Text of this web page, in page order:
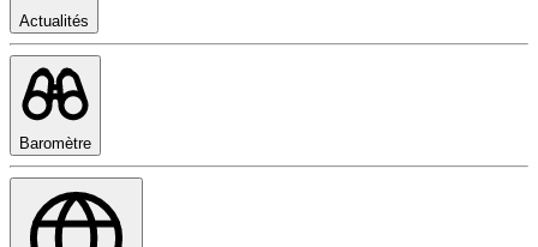
Actualités
Baromètre